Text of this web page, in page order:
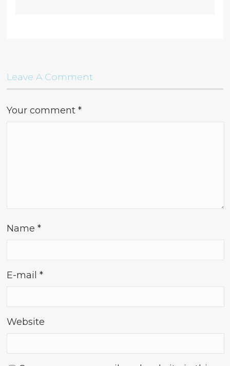
Leave A Comment
Your comment*
Name*
E-mail*
Website